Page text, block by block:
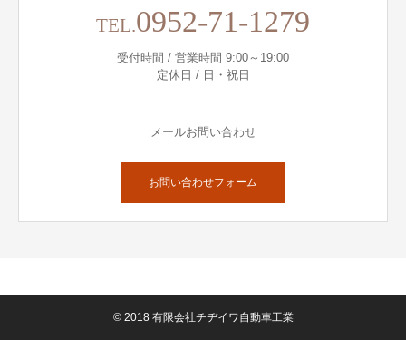
TEL.0952-71-1279
受付時間 / 営業時間 9:00～19:00
定休日 / 日・祝日
メールお問い合わせ
お問い合わせフォーム
© 2018 有限会社チヂイワ自動車工業